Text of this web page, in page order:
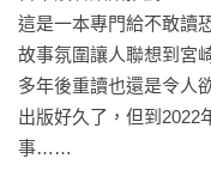
這是一本專門給不敢讀
故事氛圍讓人聯想到宮
多年後重讀也還是令人
出版好久了，但到2022
事……